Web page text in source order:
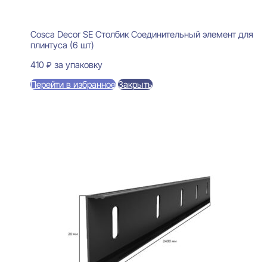
Cosca Decor SE Столбик Соединительный элемент для
плинтуса (6 шт)
410 ₽ за упаковку
Перейти в избранное Закрыть